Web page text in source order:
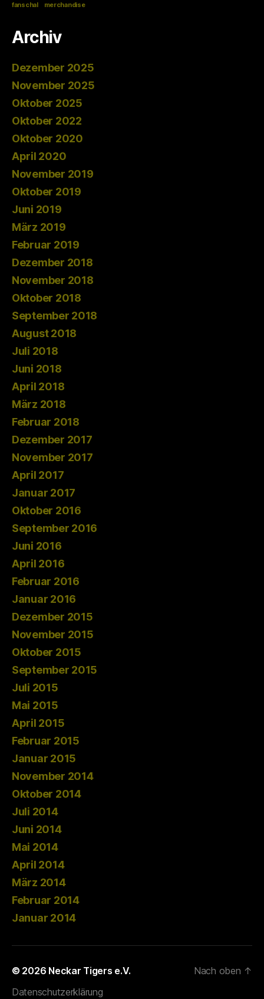
fanschal merchandise
Archiv
Dezember 2025
November 2025
Oktober 2025
Oktober 2022
Oktober 2020
April 2020
November 2019
Oktober 2019
Juni 2019
März 2019
Februar 2019
Dezember 2018
November 2018
Oktober 2018
September 2018
August 2018
Juli 2018
Juni 2018
April 2018
März 2018
Februar 2018
Dezember 2017
November 2017
April 2017
Januar 2017
Oktober 2016
September 2016
Juni 2016
April 2016
Februar 2016
Januar 2016
Dezember 2015
November 2015
Oktober 2015
September 2015
Juli 2015
Mai 2015
April 2015
Februar 2015
Januar 2015
November 2014
Oktober 2014
Juli 2014
Juni 2014
Mai 2014
April 2014
März 2014
Februar 2014
Januar 2014
© 2026 Neckar Tigers e.V.
Datenschutzerklärung
Nach oben ↑